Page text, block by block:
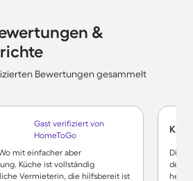
&
Bewertungen gesammelt
Gast verifiziert von
HomeToGo
mit einfacher aber
Küche ist vollständig
Vermieterin, die hilfsbereit ist
Die
der